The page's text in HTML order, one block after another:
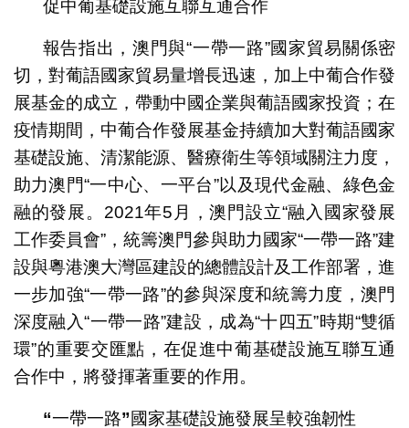
促中葡基礎設施互聯互通合作
報告指出，澳門與“一帶一路”國家貿易關係密
切，對葡語國家貿易量增長迅速，加上中葡合作發
展基金的成立，帶動中國企業與葡語國家投資；在
疫情期間，中葡合作發展基金持續加大對葡語國家
基礎設施、清潔能源、醫療衛生等領域關注力度，
助力澳門“一中心、一平台”以及現代金融、綠色金
融的發展。2021年5月，澳門設立“融入國家發展
工作委員會”，統籌澳門參與助力國家“一帶一路”建
設與粵港澳大灣區建設的總體設計及工作部署，進
一步加強“一帶一路”的參與深度和統籌力度，澳門
深度融入“一帶一路”建設，成為“十四五”時期“雙循
環”的重要交匯點，在促進中葡基礎設施互聯互通
合作中，將發揮著重要的作用。
“一帶一路”國家基礎設施發展呈較強韌性